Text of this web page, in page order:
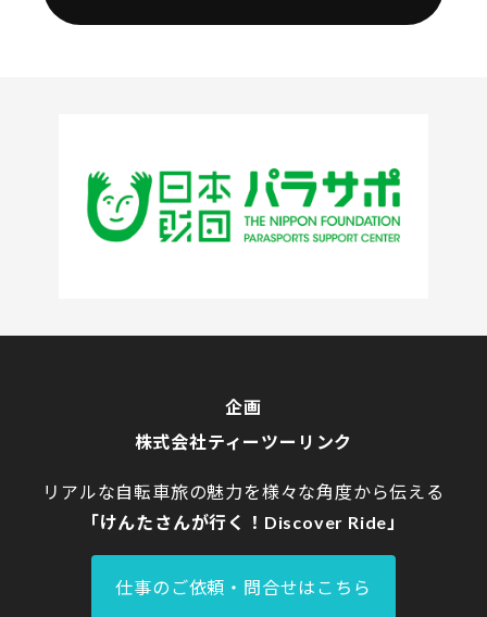
企画
株式会社ティーツーリンク
リアルな自転車旅の魅力を様々な角度から伝える
「けんたさんが行く！Discover Ride」
仕事のご依頼・問合せはこちら